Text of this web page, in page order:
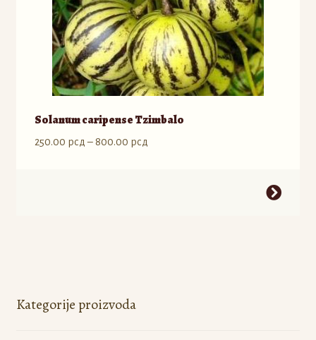
proizvoda.
Solanum caripense Tzimbalo
250.00 рсд – 800.00 рсд
biti
Kategorije proizvoda